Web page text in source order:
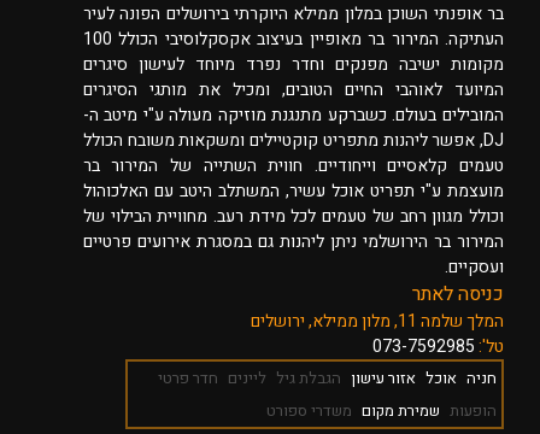
בר אופנתי השוכן במלון ממילא היוקרתי בירושלים הפונה לעיר
העתיקה. המירור בר מאופיין בעיצוב אקסקלוסיבי הכולל 100
מקומות ישיבה מפנקים וחדר נפרד מיוחד לעישון סיגרים
המיועד לאוהבי החיים הטובים, ומכיל את מותגי הסיגרים
המובילים בעולם. כשברקע מתנגנת מוזיקה מעולה ע"י מיטב ה-
DJ, אפשר ליהנות מתפריט קוקטיילים ומשקאות משובח הכולל
טעמים קלאסיים וייחודיים. חווית השתייה של המירור בר
מועצמת ע"י תפריט אוכל עשיר, המשתלב היטב עם האלכוהול
וכולל מגוון רחב של טעמים לכל מידת רעב. מחוויית הבילוי של
המירור בר הירושלמי ניתן ליהנות גם במסגרת אירועים פרטיים
ועסקיים.
כניסה לאתר
המלך שלמה 11, מלון ממילא, ירושלים
טל':073-7592985
חניה אוכל אזור עישון הגבלת גיל ליינים חדר פרטי
הופעות שמירת מקום משדרי ספורט